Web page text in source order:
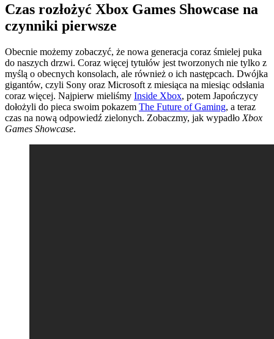
Czas rozłożyć Xbox Games Showcase na
czynniki pierwsze
Obecnie możemy zobaczyć, że nowa generacja coraz śmielej puka
do naszych drzwi. Coraz więcej tytułów jest tworzonych nie tylko z
myślą o obecnych konsolach, ale również o ich następcach. Dwójka
gigantów, czyli Sony oraz Microsoft z miesiąca na miesiąc odsłania
coraz więcej. Najpierw mieliśmy Inside Xbox, potem Japończycy
dołożyli do pieca swoim pokazem The Future of Gaming, a teraz
czas na nową odpowiedź zielonych. Zobaczmy, jak wypadło Xbox
Games Showcase.